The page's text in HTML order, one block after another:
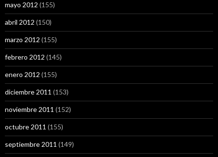
mayo 2012 (155)
abril 2012 (150)
marzo 2012 (155)
febrero 2012 (145)
enero 2012 (155)
diciembre 2011 (153)
noviembre 2011 (152)
octubre 2011 (155)
septiembre 2011 (149)